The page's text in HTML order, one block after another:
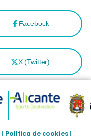
Facebook
X (Twitter)
Política de cookies